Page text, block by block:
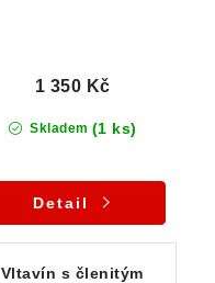
Skladem (1 ks)
1 350 Kč
Detail
Vltavín s členitým